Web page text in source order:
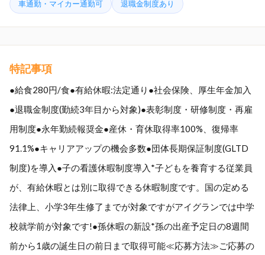
車通勤・マイカー通勤可 退職金制度あり
特記事項
●給食280円/食●有給休暇:法定通り●社会保険、厚生年金加入
●退職金制度(勤続3年目から対象)●表彰制度・研修制度・再雇
用制度●永年勤続報奨金●産休・育休取得率100%、復帰率
91.1%●キャリアアップの機会多数●団体長期保証制度(GLTD
制度)を導入●子の看護休暇制度導入*子どもを養育する従業員
が、有給休暇とは別に取得できる休暇制度です。国の定める
法律上、小学3年生修了までが対象ですがアイグランでは中学
校就学前が対象です!●孫休暇の新設*孫の出産予定日の8週間
前から1歳の誕生日の前日まで取得可能≪応募方法≫ご応募の